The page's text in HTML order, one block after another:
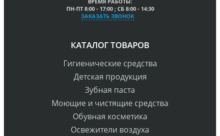
ПН-ПТ 8:00 - 17:00 ; СБ 8:00 - 14:30
ЗАКАЗАТЬ ЗВОНОК
КАТАЛОГ ТОВАРОВ
Гигиенические средства
Детская продукция
Зубная паста
Моющие и чистящие средства
Обувная косметика
Освежители воздуха